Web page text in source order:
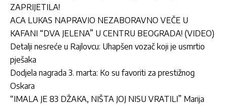
ZAPRIJETILA!
ACA LUKAS NAPRAVIO NEZABORAVNO VEČE U
KAFANI “DVA JELENA” U CENTRU BEOGRADA! (VIDEO)
Detalji nesreće u Rajlovcu: Uhapšen vozač koji je usmrtio
pješaka
Dodjela nagrada 3. marta: Ko su favoriti za prestižnog
Oskara
“IMALA JE 83 DŽAKA, NIŠTA JOJ NISU VRATILI” Marija